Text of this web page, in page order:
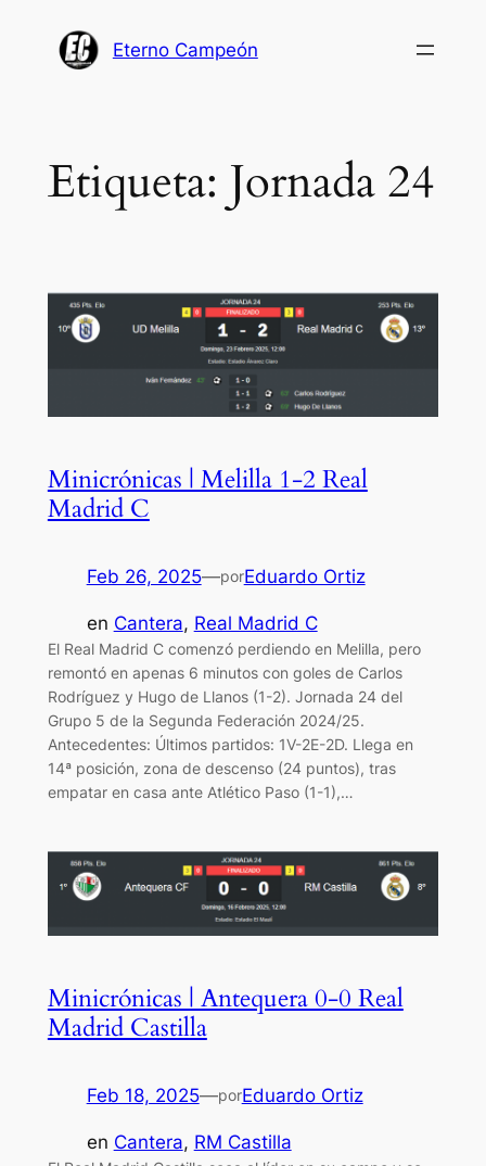
Eterno Campeón
Etiqueta: Jornada 24
Minicrónicas | Melilla 1-2 Real
Madrid C
Feb 26, 2025—porEduardo Ortiz
en Cantera, Real Madrid C
El Real Madrid C comenzó perdiendo en Melilla, pero
remontó en apenas 6 minutos con goles de Carlos
Rodríguez y Hugo de Llanos (1-2). Jornada 24 del
Grupo 5 de la Segunda Federación 2024/25.
Antecedentes: Últimos partidos: 1V-2E-2D. Llega en
14ª posición, zona de descenso (24 puntos), tras
empatar en casa ante Atlético Paso (1-1),…
Minicrónicas | Antequera 0-0 Real
Madrid Castilla
Feb 18, 2025—porEduardo Ortiz
en Cantera, RM Castilla